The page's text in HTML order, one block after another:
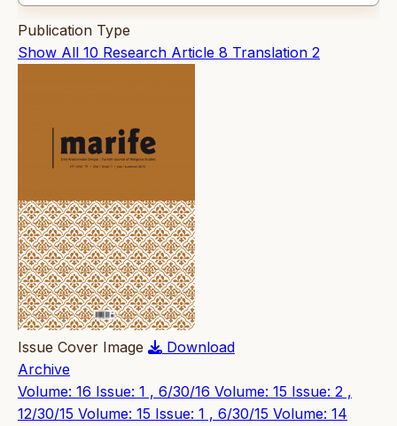
Publication Type
Show All 10 Research Article 8 Translation 2
Issue Cover Image
Download
Archive
Volume: 16 Issue: 1 , 6/30/16 Volume: 15 Issue: 2 ,
12/30/15 Volume: 15 Issue: 1 , 6/30/15 Volume: 14